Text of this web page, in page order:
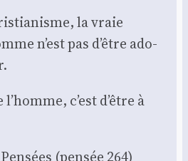
la vraie
n’est pas d’être ado­
c’est d’être à
(pen­sée 264)